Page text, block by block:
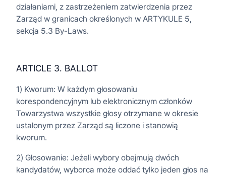
działaniami, z zastrzeżeniem zatwierdzenia przez
Zarząd w granicach określonych w ARTYKULE 5,
sekcja 5.3 By-Laws.
ARTICLE 3. BALLOT
1) Kworum: W każdym głosowaniu
korespondencyjnym lub elektronicznym członków
Towarzystwa wszystkie głosy otrzymane w okresie
ustalonym przez Zarząd są liczone i stanowią
kworum.
2) Głosowanie: Jeżeli wybory obejmują dwóch
kandydatów, wyborca może oddać tylko jeden głos na